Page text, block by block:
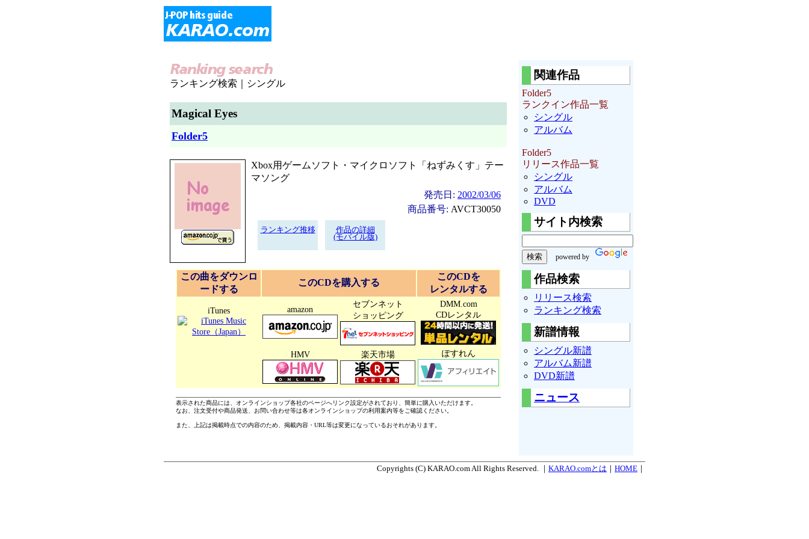
ランキング検索｜シングル
Magical Eyes
Folder5
Xbox用ゲームソフト・マイクロソフト「ねずみくす」テー
マソング
発売日: 2002/03/06
商品番号: AVCT30050
ランキング推移
作品の詳細
(モバイル版)
この曲をダウンロ
ードする
このCDを購入する
このCDを
レンタルする
iTunes amazon
セブンネット
ショッピング
DMM.com
CDレンタル
HMV 楽天市場 ぽすれん
表示された商品には、オンラインショップ各社のページへリンク設定がされており、簡単に購入いただけます。
なお、注文受付や商品発送、お問い合わせ等は各オンラインショップの利用案内等をご確認ください。
また、上記は掲載時点での内容のため、掲載内容・URL等は変更になっているおそれがあります。
関連作品
Folder5
ランクイン作品一覧
シングル
アルバム
Folder5
リリース作品一覧
シングル
アルバム
DVD
サイト内検索
powered by
作品検索
リリース検索
ランキング検索
新譜情報
シングル新譜
アルバム新譜
DVD新譜
ニュース
Copyrights (C) KARAO.com All Rights Reserved. ｜ KARAO.comとは HOME